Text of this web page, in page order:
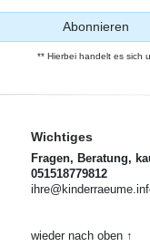
Abonnieren
** Hierbei handelt es sich
Wichtiges
Fragen, Beratung,
051518779812
wieder nach oben ↑